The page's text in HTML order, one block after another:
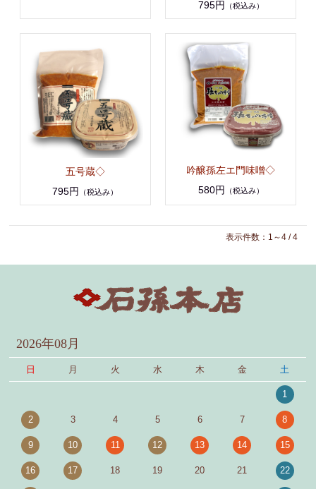
795円
（税込み）
五号蔵◇
795円
（税込み）
吟醸孫左エ門味噌◇
580円
（税込み）
表示件数：1～4 / 4
2026年08月
日 月 火 水 木 金 土
1
2 3 4 5 6 7 8
9 10 11 12 13 14 15
16 17 18 19 20 21 22